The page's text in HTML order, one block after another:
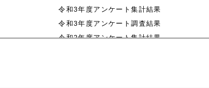
令和3年度アンケート集計結果
令和3年度アンケート調査結果
令和2年度アンケート集計結果